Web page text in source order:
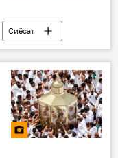
Сиёсат